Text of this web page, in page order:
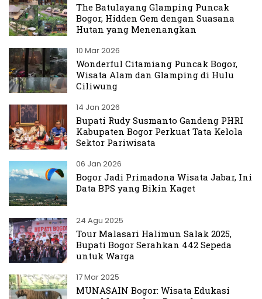
The Batulayang Glamping Puncak
Bogor, Hidden Gem dengan Suasana
Hutan yang Menenangkan
10 Mar 2026
Wonderful Citamiang Puncak Bogor,
Wisata Alam dan Glamping di Hulu
Ciliwung
14 Jan 2026
Bupati Rudy Susmanto Gandeng PHRI
Kabupaten Bogor Perkuat Tata Kelola
Sektor Pariwisata
06 Jan 2026
Bogor Jadi Primadona Wisata Jabar, Ini
Data BPS yang Bikin Kaget
24 Agu 2025
Tour Malasari Halimun Salak 2025,
Bupati Bogor Serahkan 442 Sepeda
untuk Warga
17 Mar 2025
MUNASAIN Bogor: Wisata Edukasi